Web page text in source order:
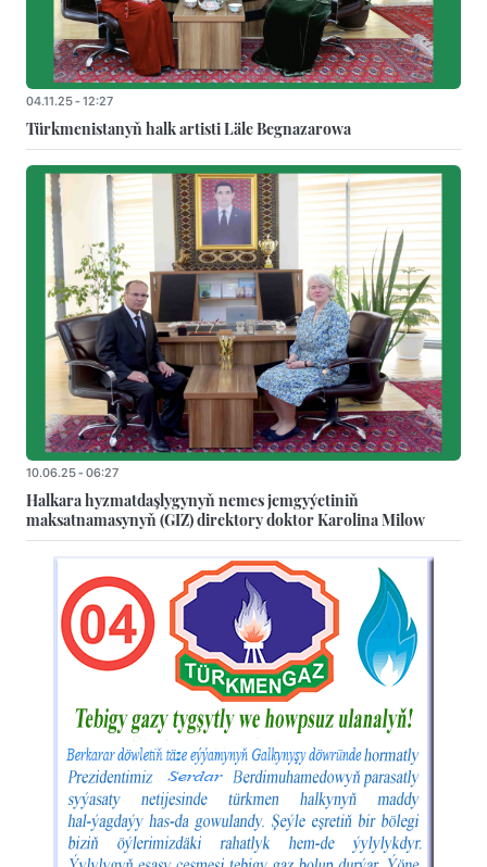
04.11.25 - 12:27
Türkmenistanyň halk artisti Läle Begnazarowa
10.06.25 - 06:27
Halkara hyzmatdaşlygynyň nemes jemgyýetiniň
maksatnamasynyň (GIZ) direktory doktor Karolina Milow